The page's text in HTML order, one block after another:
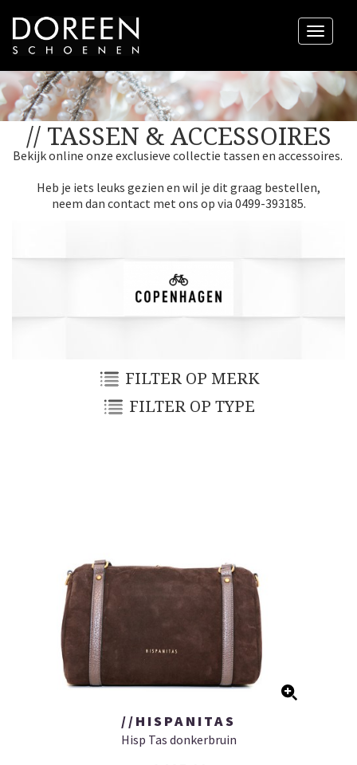
Menu
// TASSEN & ACCESSOIRES
Bekijk online onze exclusieve collectie tassen en accessoires.
Heb je iets leuks gezien en wil je dit graag bestellen,
neem dan contact met ons op via 0499-393185.
FILTER OP MERK
FILTER OP TYPE
//HISPANITAS
Hisp Tas donkerbruin